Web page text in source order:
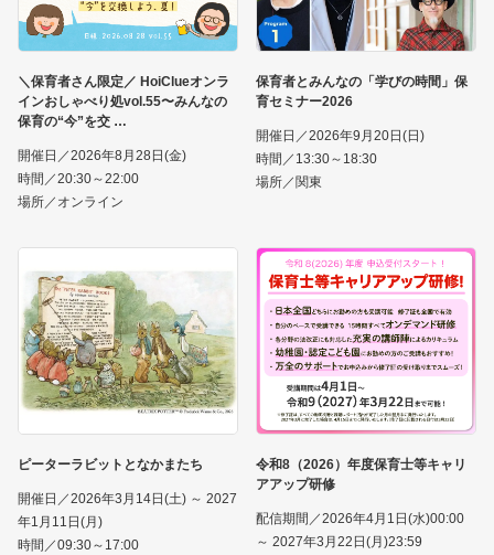
＼保育者さん限定／ HoiClueオンラ
インおしゃべり処vol.55〜みんなの
保育の“今”を交
開催日／2026年8月28日(金)
時間／20:30～22:00
場所／オンライン
保育者とみんなの「学びの時間」保
育セミナー2026
開催日／2026年9月20日(日)
時間／13:30～18:30
場所／関東
ピーターラビットとなかまたち
開催日／2026年3月14日(土) ～ 2027
年1月11日(月)
時間／09:30～17:00
令和8（2026）年度保育士等キャリ
アアップ研修
配信期間／2026年4月1日(水)00:00
～ 2027年3月22日(月)23:59